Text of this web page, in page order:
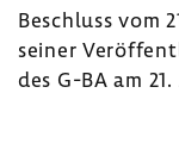
Beschluss vom
seiner
des G-BA am